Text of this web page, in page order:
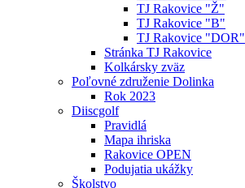
TJ Rakovice "Ž"
TJ Rakovice "B"
TJ Rakovice "DOR"
Stránka TJ Rakovice
Kolkársky zväz
Poľovné združenie Dolinka
Rok 2023
Diiscgolf
Pravidlá
Mapa ihriska
Rakovice OPEN
Podujatia ukážky
Školstvo